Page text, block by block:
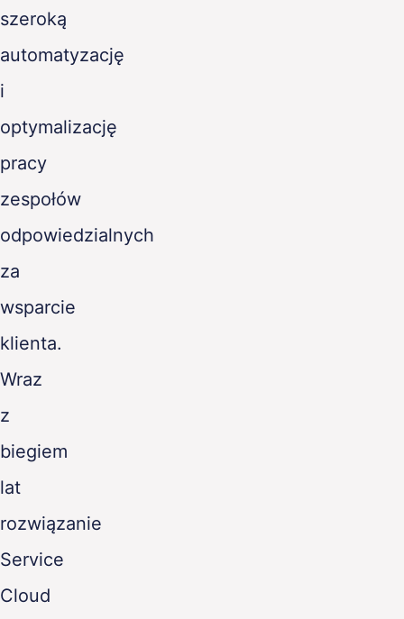
szeroką
automatyzację
i
optymalizację
pracy
zespołów
odpowiedzialnych
za
wsparcie
klienta.
Wraz
z
biegiem
lat
rozwiązanie
Service
Cloud